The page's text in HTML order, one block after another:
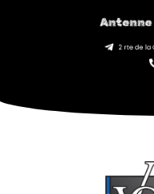
Antenne
2 rte de la